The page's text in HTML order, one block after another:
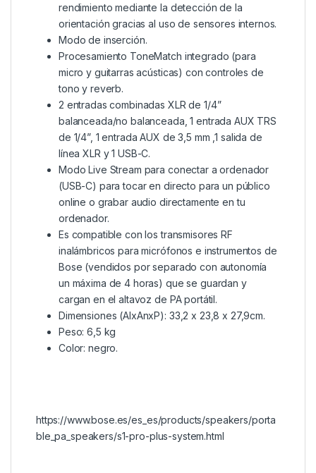
rendimiento mediante la detección de la
orientación gracias al uso de sensores internos.
Modo de inserción.
Procesamiento ToneMatch integrado (para
micro y guitarras acústicas) con controles de
tono y reverb.
2 entradas combinadas XLR de 1/4”
balanceada/no balanceada, 1 entrada AUX TRS
de 1/4”, 1 entrada AUX de 3,5 mm ,1 salida de
línea XLR y 1 USB-C.
Modo Live Stream para conectar a ordenador
(USB-C) para tocar en directo para un público
online o grabar audio directamente en tu
ordenador.
Es compatible con los transmisores RF
inalámbricos para micrófonos e instrumentos de
Bose (vendidos por separado con autonomía
un máxima de 4 horas) que se guardan y
cargan en el altavoz de PA portátil.
Dimensiones (AlxAnxP): 33,2 x 23,8 x 27,9cm.
Peso: 6,5 kg
Color: negro.
https://www.bose.es/es_es/products/speakers/porta
ble_pa_speakers/s1-pro-plus-system.html